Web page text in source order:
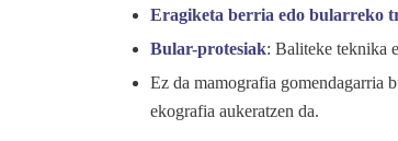
Eragiketa berria edo bularreko
Bular-protesiak: Baliteke teknika
Ez da mamografia gomendagarria
ekografia aukeratzen da.